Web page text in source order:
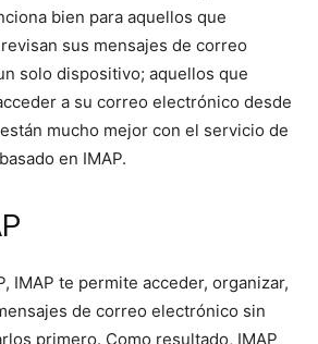
bien para aquellos que
sus mensajes de correo
solo dispositivo; aquellos que
a su correo electrónico desde
mucho mejor con el servicio de
en IMAP.
IMAP te permite acceder, organizar,
de correo electrónico sin
primero. Como resultado, IMAP